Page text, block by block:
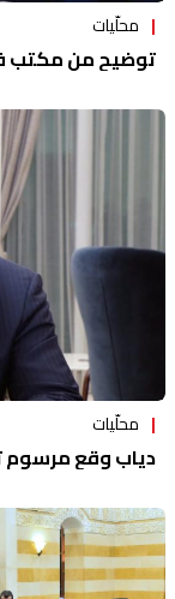
محلّيات
توضيح من مكتب
محلّيات
دياب وقع مرسوم